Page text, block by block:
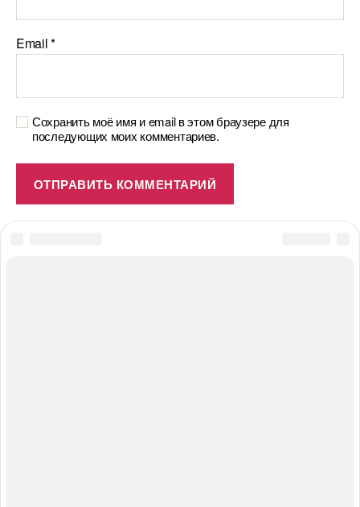
Email*
Сохранить моё имя и email в этом браузере для
последующих моих комментариев.